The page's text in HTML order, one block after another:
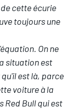
cette écurie
toujours une
On ne
situation est
est là, parce
voiture à la
Red Bull qui est